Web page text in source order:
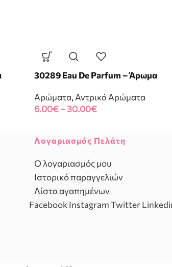
30289 Eau De Parfum – Άρωμα
Αρώματα, Αντρικά Αρώματα
6.00€–30.00€
Λογαριασμός Πελάτη
Ο λογαριασμός μου
Ιστορικό παραγγελιών
Λίστα αγαπημένων
FacebookInstagramTwitter